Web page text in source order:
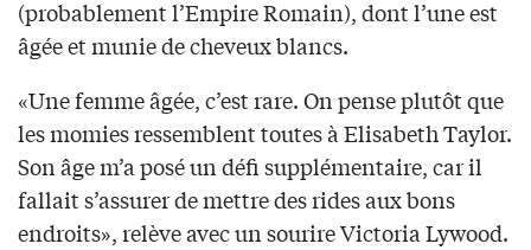
(probablement l’Empire Romain), dont l’une est
âgée et munie de cheveux blancs.
«Une femme âgée, c’est rare. On pense plutôt que
les momies ressemblent toutes à Elisabeth Taylor.
Son âge m’a posé un défi supplémentaire, car il
fallait s’assurer de mettre des rides aux bons
endroits», relève avec un sourire Victoria Lywood.